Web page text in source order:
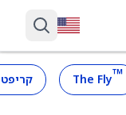
™
The Fly